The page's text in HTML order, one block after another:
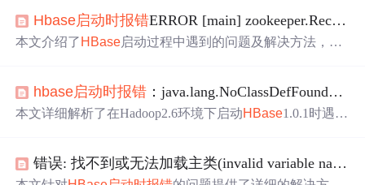
正后的JAVA_HOME配置，同时指出路径结尾带斜杠与否
均可。
Hbase启动时报错ERROR [main] zookeeper.RecoverableZooKeeper: ZooKeeper exists failed after 4 attempts
本文介绍了 HBase启动过程中遇到的问题及解决方法，包
hbase启动时报错 ：java.lang.NoClassDefFoundError: org/htrace/Trace
本文详细解析了在Hadoop2.6环境下启动HBase1.0.1时遇到
及在Spark程序中引入依赖。
错误: 找不到或无法加载主类(invalid variable name) org.apache.hadoop.